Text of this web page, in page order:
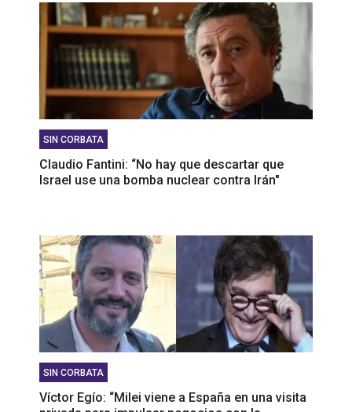
SIN CORBATA
Claudio Fantini: “No hay que descartar que
Israel use una bomba nuclear contra Irán"
SIN CORBATA
Víctor Egío: “Milei viene a España en una visita